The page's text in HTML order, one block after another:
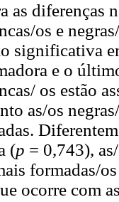
as diferenças
os e
significativa
e o
os estão
as/os
(p = 0,743),
formadas/
ocorre com